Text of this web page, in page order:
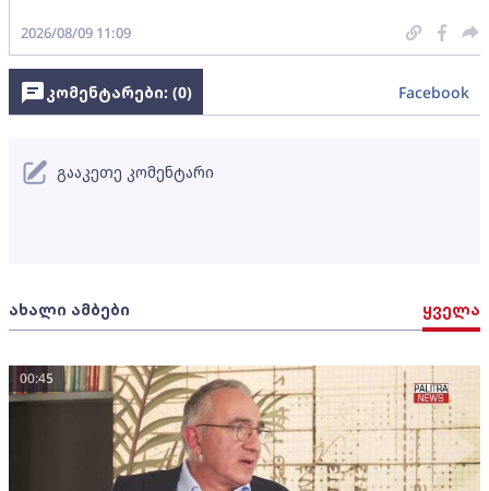
2026/08/09 11:09
ახალი ამბები ყველა
00:45
კომენტარები: (0) Facebook
გააკეთე კომენტარი